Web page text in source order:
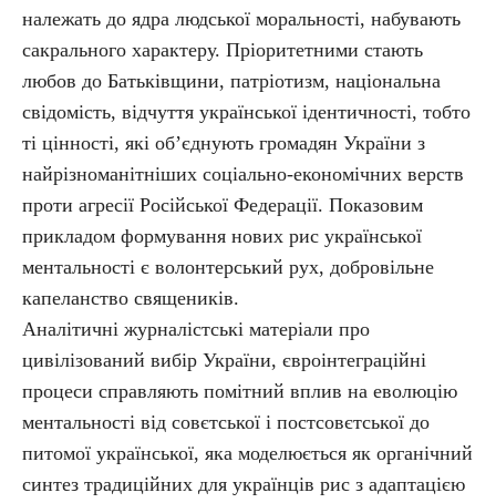
належать до ядра людської моральності, набувають
сакрального характеру. Пріоритетними стають
любов до Батьківщини, патріотизм, національна
свідомість, відчуття української ідентичності, тобто
ті цінності, які об’єднують громадян України з
найрізноманітніших соціально-економічних верств
проти агресії Російської Федерації. Показовим
прикладом формування нових рис української
ментальності є волонтерський рух, добровільне
капеланство священиків.
Аналітичні журналістські матеріали про
цивілізований вибір України, євроінтеграційні
процеси справляють помітний вплив на еволюцію
ментальності від совєтської і постсовєтської до
питомої української, яка моделюється як органічний
синтез традиційних для українців рис з адаптацією